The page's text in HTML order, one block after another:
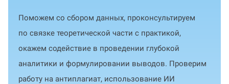
Поможем со сбором данных, проконсультируем
по связке теоретической части с практикой,
окажем содействие в проведении глубокой
аналитики и формулировании выводов. Проверим
работу на антиплагиат, использование ИИ